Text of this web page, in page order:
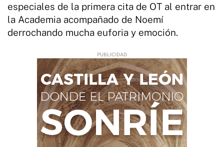
especiales de la primera cita de OT al entrar en
la Academia acompañado de Noemí
derrochando mucha euforia y emoción.